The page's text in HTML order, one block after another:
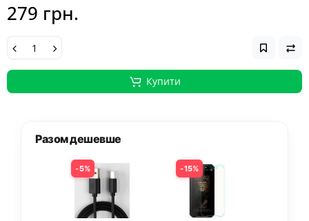
279 грн.
Купити
Разом дешевше
5% 15%